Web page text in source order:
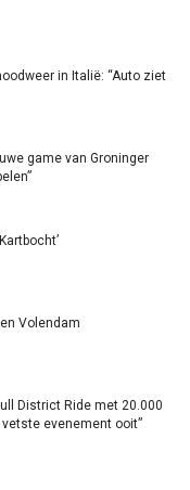
in Italië: “Auto ziet
game van Groninger
Volendam
District Ride met 20.000
evenement ooit”